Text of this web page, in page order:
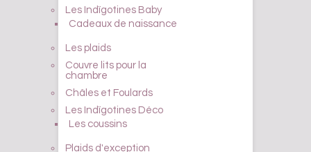
Les Indïgotines Baby
Cadeaux de naissance
Les plaids
Couvre lits pour la
chambre
Châles et Foulards
Les Indïgotines Déco
Les coussins
Plaids d'exception